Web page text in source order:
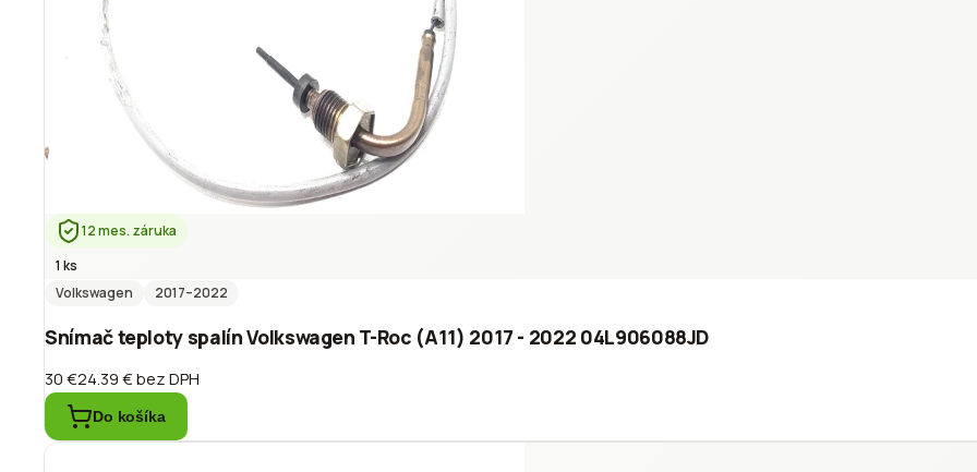
12 mes. záruka
1 ks
Volkswagen
2017–2022
Snímač teploty spalín Volkswagen T-Roc (A11) 2017 - 2022 04L906088JD
30 €24.39 €bez DPH
Do košíka